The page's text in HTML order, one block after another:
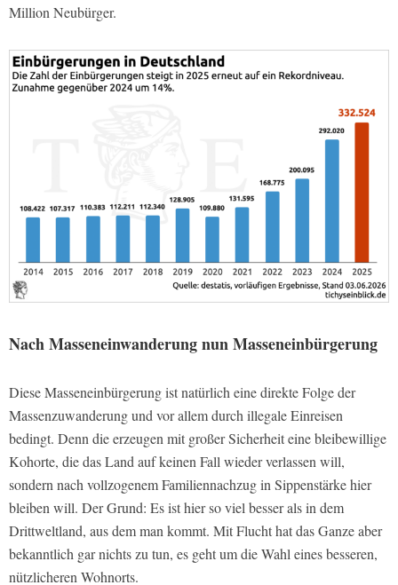
Million Neubürger.
Nach Masseneinwanderung nun Masseneinbürgerung
Diese Masseneinbürgerung ist natürlich eine direkte Folge der
Massenzuwanderung und vor allem durch illegale Einreisen
bedingt. Denn die erzeugen mit großer Sicherheit eine bleibewillige
Kohorte, die das Land auf keinen Fall wieder verlassen will,
sondern nach vollzogenem Familiennachzug in Sippenstärke hier
bleiben will. Der Grund: Es ist hier so viel besser als in dem
Drittweltland, aus dem man kommt. Mit Flucht hat das Ganze aber
bekanntlich gar nichts zu tun, es geht um die Wahl eines besseren,
nützlicheren Wohnorts.